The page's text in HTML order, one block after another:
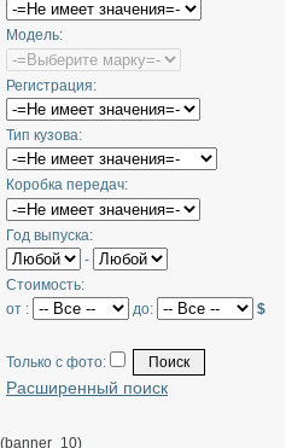
Модель:
Регистрация:
Тип кузова:
Коробка передач:
Год выпуска:
-
Стоимость:
от :
до: $
Только с фото:
Расширенный поиск
(banner_10)